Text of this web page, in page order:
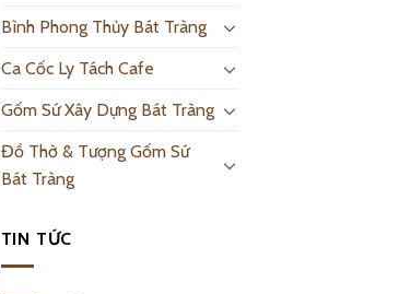
Bình Phong Thủy Bát Tràng
Ca Cốc Ly Tách Cafe
Gốm Sứ Xây Dựng Bát Tràng
Đồ Thờ & Tượng Gốm Sứ
Bát Tràng
TIN TỨC